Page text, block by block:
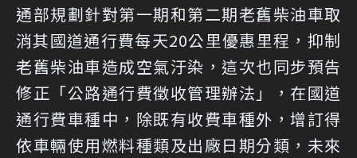
通部規劃針對第一期和第二期老舊柴油車取
消其國道通行費每天20公里優惠里程，抑制
老舊柴油車造成空氣汙染，這次也同步預告
修正「公路通行費徵收管理辦法」，在國道
通行費車種中，除既有收費車種外，增訂得
依車輛使用燃料種類及出廠日期分類，未來